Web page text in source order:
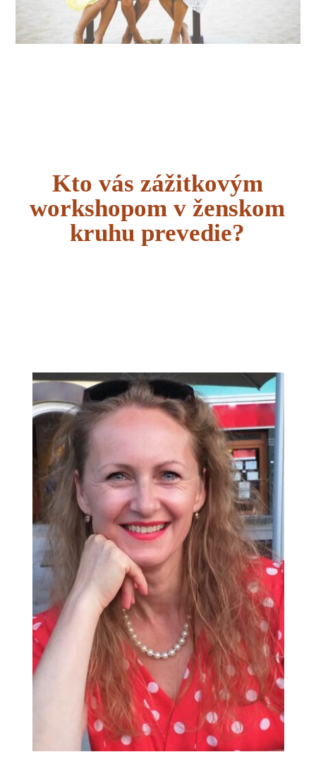
Kto vás zážitkovým
workshopom v ženskom
kruhu prevedie?